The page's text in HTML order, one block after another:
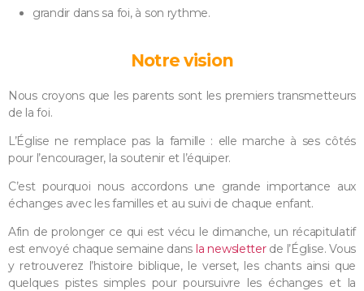
grandir dans sa foi, à son rythme.
Notre vision
Nous croyons que les parents sont les premiers transmetteurs
de la foi.
L’Église ne remplace pas la famille : elle marche à ses côtés
pour l’encourager, la soutenir et l’équiper.
C’est pourquoi nous accordons une grande importance aux
échanges avec les familles et au suivi de chaque enfant.
Afin de prolonger ce qui est vécu le dimanche, un récapitulatif
est envoyé chaque semaine dans la newsletterde l’Église. Vous
y retrouverez l’histoire biblique, le verset, les chants ainsi que
quelques pistes simples pour poursuivre les échanges et la